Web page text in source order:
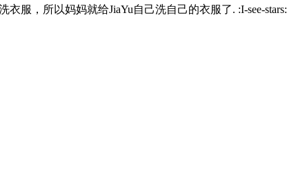
服，所以妈妈就给JiaYu自己洗自己的衣服了. :I-see-stars: